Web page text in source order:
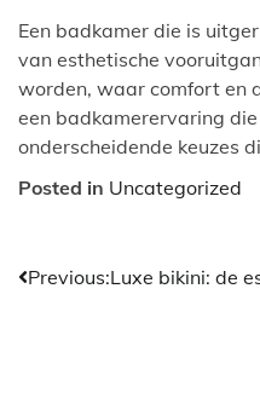
Een badkamer die is
van esthetische
worden, waar comfort en
een badkamerervaring
onderscheidende keuzes
Posted in Uncategorized
Bericht
Previous:Luxe bikini: de